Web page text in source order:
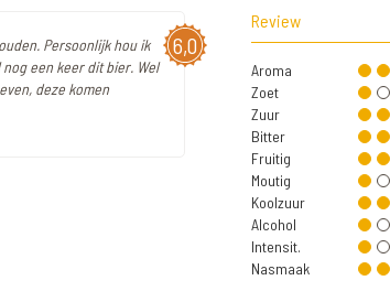
6,0
Persoonlijk hou ik
een keer dit bier. Wel
deze komen
Review
Aroma
Zoet
Zuur
Bitter
Fruitig
Moutig
Koolzuur
Alcohol
Intensit.
Nasmaak